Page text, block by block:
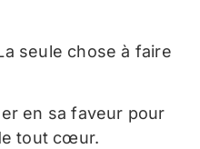
seule chose à faire
en sa faveur pour
tout cœur.